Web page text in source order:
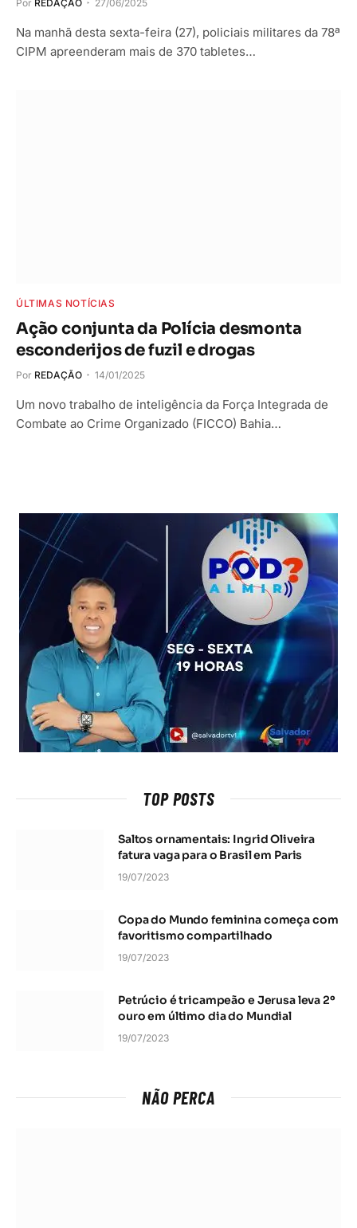
Por REDAÇÃO 27/06/2025
Na manhã desta sexta-feira (27), policiais militares da 78ª
CIPM apreenderam mais de 370 tabletes…
ÚLTIMAS NOTÍCIAS
Ação conjunta da Polícia desmonta
esconderijos de fuzil e drogas
Por REDAÇÃO 14/01/2025
Um novo trabalho de inteligência da Força Integrada de
Combate ao Crime Organizado (FICCO) Bahia…
TOP POSTS
Saltos ornamentais: Ingrid Oliveira
fatura vaga para o Brasil em Paris
19/07/2023
Copa do Mundo feminina começa com
favoritismo compartilhado
19/07/2023
Petrúcio é tricampeão e Jerusa leva 2º
ouro em último dia do Mundial
19/07/2023
NÃO PERCA